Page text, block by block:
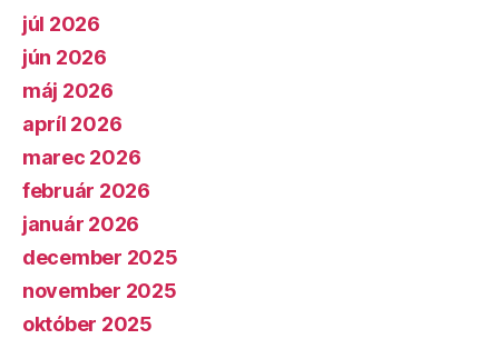
júl 2026
jún 2026
máj 2026
apríl 2026
marec 2026
február 2026
január 2026
december 2025
november 2025
október 2025